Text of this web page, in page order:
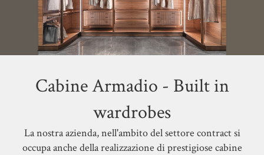
Cabine Armadio - Built in
wardrobes
La nostra azienda, nell'ambito del settore contract si
occupa anche della realizzazione di prestigiose cabine